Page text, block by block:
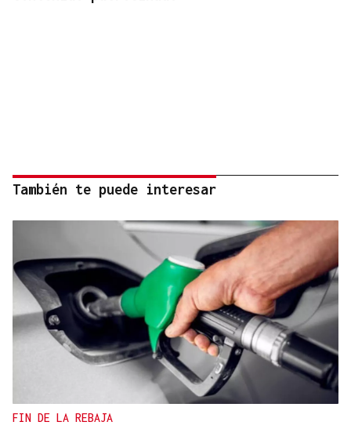
También te puede interesar
FIN DE LA REBAJA